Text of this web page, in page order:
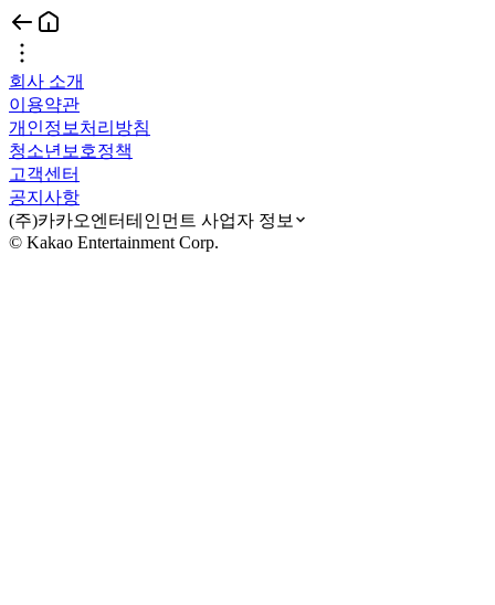
회사 소개
이용약관
개인정보처리방침
청소년보호정책
고객센터
공지사항
(주)카카오엔터테인먼트 사업자 정보
© Kakao Entertainment Corp.